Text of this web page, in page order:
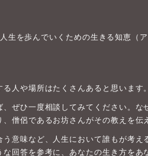
生を歩んでいくための生きる知恵（
人や場所はたくさんあると思います。
ぜひ一度相談してみてください。な
僧侶であるお坊さんがその教えを伝
意味など、人生において誰もが考え
回答を参考に、あなたの生き方をあ